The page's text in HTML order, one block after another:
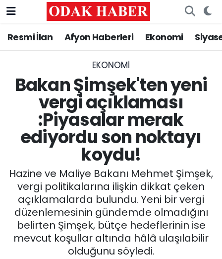
Resmi İlan Afyon Haberleri Ekonomi
EKONOMI
Bakan Şimşek'ten yeni
vergi açıklaması
:Piyasalar merak
ediyordu son noktayı
koydu!
Hazine ve Maliye Bakanı Mehmet Şimşek,
vergi politikalarına ilişkin dikkat çeken
açıklamalarda bulundu. Yeni bir vergi
düzenlemesinin gündemde olmadığını
belirten Şimşek, bütçe hedeflerinin ise
mevcut koşullar altında hâlâ ulaşılabilir
olduğunu söyledi.
AFYONKARAHİSAR HABERLERİ
ASAYİŞ
GÜNCEL
SİYASET
MAGAZİN
SAĞLIK
SPOR
Nöbetçi Eczaneler
Trafik Durumu
Süper Lig Puan Durumu ve Fikstür
Tüm Manşetler
Son Dakika Haberleri
Haber Arşivi